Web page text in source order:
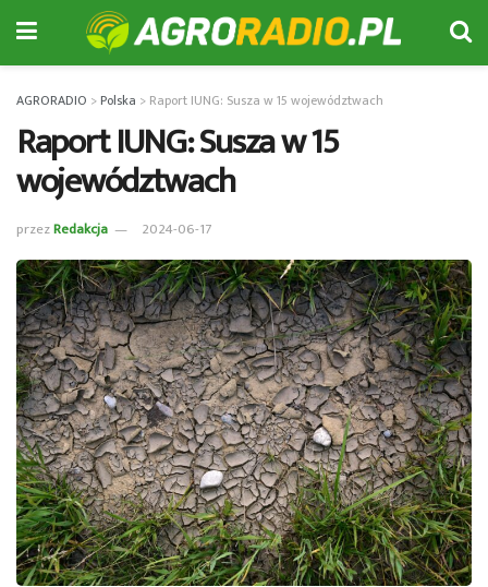
AGRORADIO >Polska > Raport IUNG: Susza w 15 województwach
Raport IUNG: Susza w 15
województwach
przezRedakcja 2024-06-17